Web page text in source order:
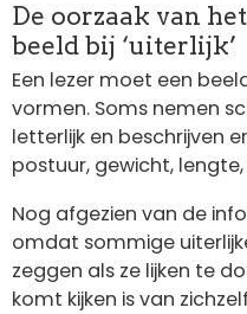
De oorzaak van
beeld bij ‘uiterlijk’
Een lezer moet een
vormen. Soms nemen
letterlijk en beschrijven
postuur, gewicht,
Nog afgezien van de
omdat sommige
zeggen als ze lijken te
komt kijken is van